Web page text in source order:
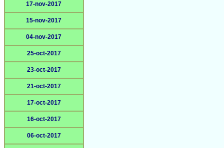
17-nov-2017
15-nov-2017
04-nov-2017
25-oct-2017
23-oct-2017
21-oct-2017
17-oct-2017
16-oct-2017
06-oct-2017